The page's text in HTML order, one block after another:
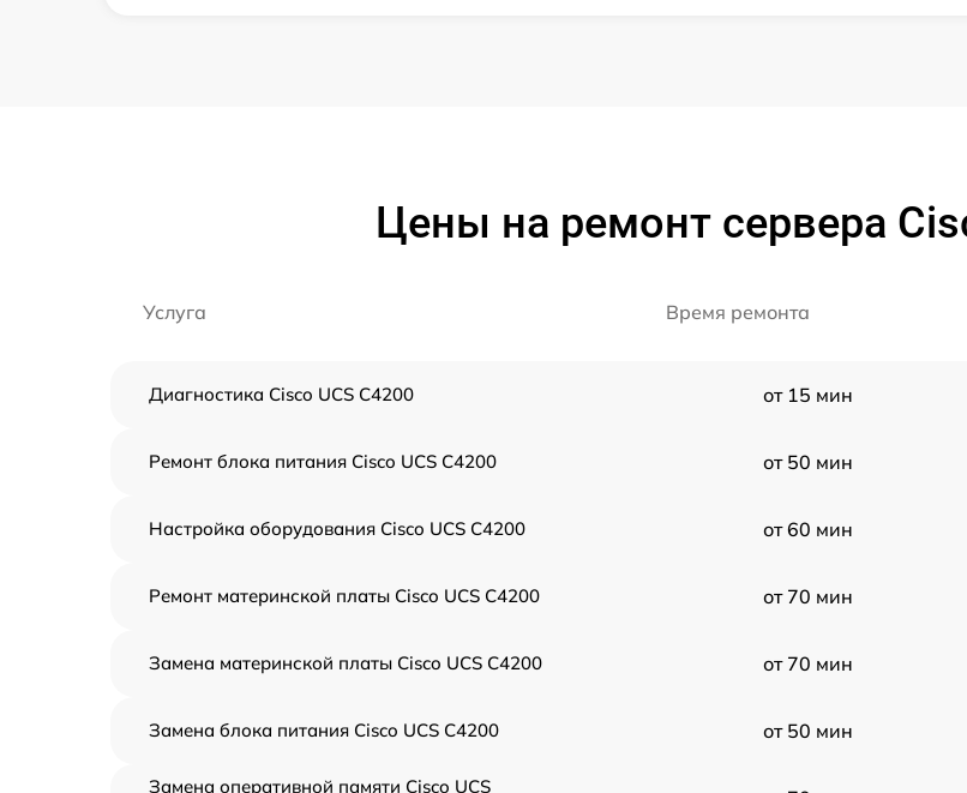
Цены на ремонт сервера
Услуга Время ремонта
Диагностика Cisco UCS C4200 от 15 мин
Ремонт блока питания Cisco UCS C4200 от 50 мин
Настройка оборудования Cisco UCS C4200 от 60 мин
Ремонт материнской платы Cisco UCS C4200 от 70 мин
Замена материнской платы Cisco UCS C4200 от 70 мин
Замена блока питания Cisco UCS C4200 от 50 мин
Замена оперативной памяти Cisco UCS